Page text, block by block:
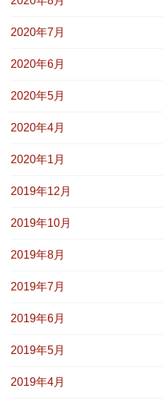
2020年7月
2020年6月
2020年5月
2020年4月
2020年1月
2019年12月
2019年10月
2019年8月
2019年7月
2019年6月
2019年5月
2019年4月